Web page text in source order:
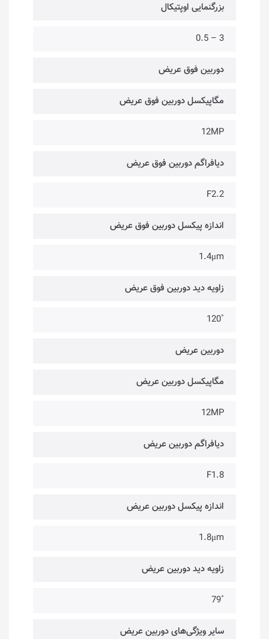
بزرگنمایی اوپتیکال
3 – 0.5
دوربین فوق عریض
مگاپیکسل دوربین فوق عریض
12MP
دیافراگم دوربین فوق عریض
F2.2
اندازه پیکسل دوربین فوق عریض
1.4μm
زاویه دید دوربین فوق عریض
˚120
دوربین عریض
مگاپیکسل دوربین عریض
12MP
دیافراگم دوربین عریض
F1.8
اندازه پیکسل دوربین عریض
1.8μm
زاویه دید دوربین عریض
˚79
سایر ویژگی‌های دوربین عریض